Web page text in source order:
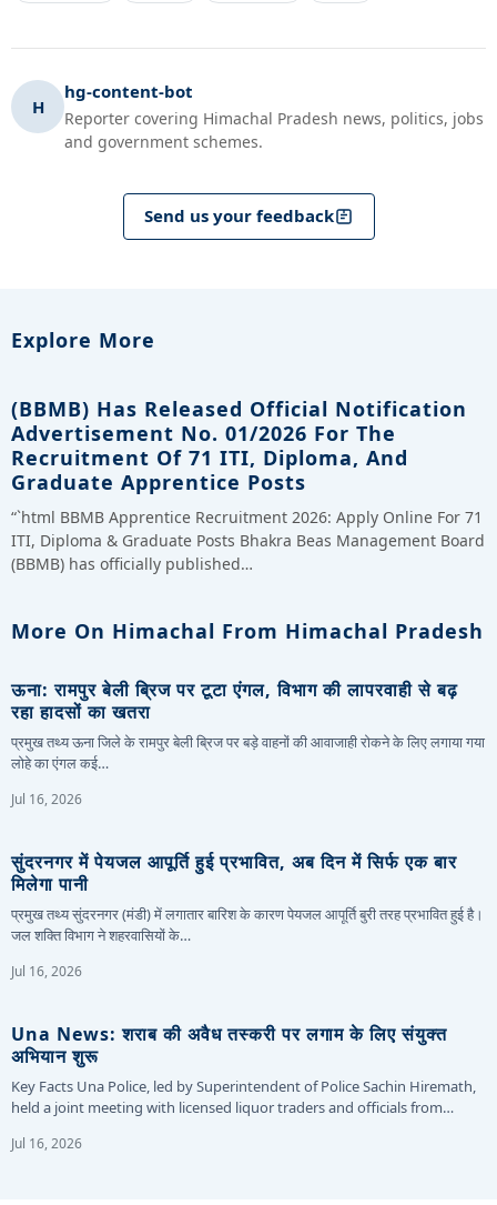
H
hg-content-bot
Reporter covering Himachal Pradesh news, politics, jobs
and government schemes.
Send us your feedback
Explore More
(BBMB) Has Released Official Notification
Advertisement No. 01/2026 For The
Recruitment Of 71 ITI, Diploma, And
Graduate Apprentice Posts
“`html BBMB Apprentice Recruitment 2026: Apply Online For 71
ITI, Diploma & Graduate Posts Bhakra Beas Management Board
(BBMB) has officially published…
More On Himachal From Himachal Pradesh
ऊना: रामपुर बेली ब्रिज पर टूटा एंगल, विभाग की लापरवाही से बढ़
रहा हादसों का खतरा
प्रमुख तथ्य ऊना जिले के रामपुर बेली ब्रिज पर बड़े वाहनों की आवाजाही रोकने के लिए लगाया गया
लोहे का एंगल कई…
Jul 16, 2026
सुंदरनगर में पेयजल आपूर्ति हुई प्रभावित, अब दिन में सिर्फ एक बार
मिलेगा पानी
प्रमुख तथ्य सुंदरनगर (मंडी) में लगातार बारिश के कारण पेयजल आपूर्ति बुरी तरह प्रभावित हुई है।
जल शक्ति विभाग ने शहरवासियों के…
Jul 16, 2026
Una News: शराब की अवैध तस्करी पर लगाम के लिए संयुक्त
अभियान शुरू
Key Facts Una Police, led by Superintendent of Police Sachin Hiremath,
held a joint meeting with licensed liquor traders and officials from…
Jul 16, 2026